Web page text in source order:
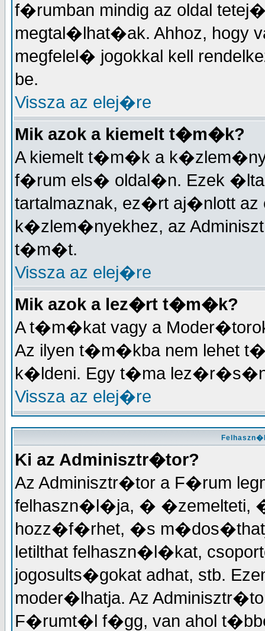
f�rumban mindig az oldal
megtal�lhat�ak. Ahhoz,
megfelel� jogokkal kell
be.
Vissza az elej�re
Mik azok a kiemelt t�m�k?
A kiemelt t�m�k a
f�rum els� oldal�n. Ezek
tartalmaznak, ez�rt aj�nlott
k�zlem�nyekhez, az
t�m�t.
Vissza az elej�re
Mik azok a lez�rt t�m�k?
A t�m�kat vagy a
Az ilyen t�m�kba nem lehet
k�ldeni. Egy t�ma
Vissza az elej�re
Ki az Adminisztr�tor?
Az Adminisztr�tor a F�rum
felhaszn�l�ja, � �zemelteti,
hozz�f�rhet, �s
letilthat felhaszn�l�kat,
jogosults�gokat adhat, stb.
moder�lhatja. Az
F�rumt�l f�gg, van ahol